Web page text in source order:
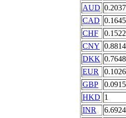
AUD 0.2037
CAD 0.1645
CHF
0.1522
CNY 0.8814
DKK 0.7648
EUR
0.1026
GBP
0.0915
HKD 1
INR
6.6924